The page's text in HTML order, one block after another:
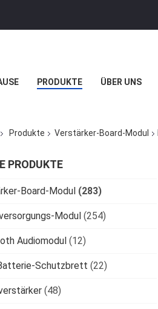
PRODUKTE ÜBER UNS
Produkte Verstärker-Board-Modul
PRODUKTE
Board-Modul (283)
Modul (254)
Audiomodul (12)
Schutzbrett (22)
(48)